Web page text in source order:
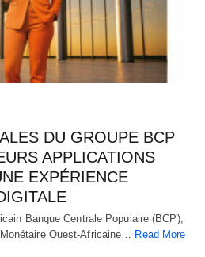
DU GROUPE BCP
APPLICATIONS
EXPÉRIENCE
Banque Centrale Populaire (BCP),
Ouest-Africaine… Read More